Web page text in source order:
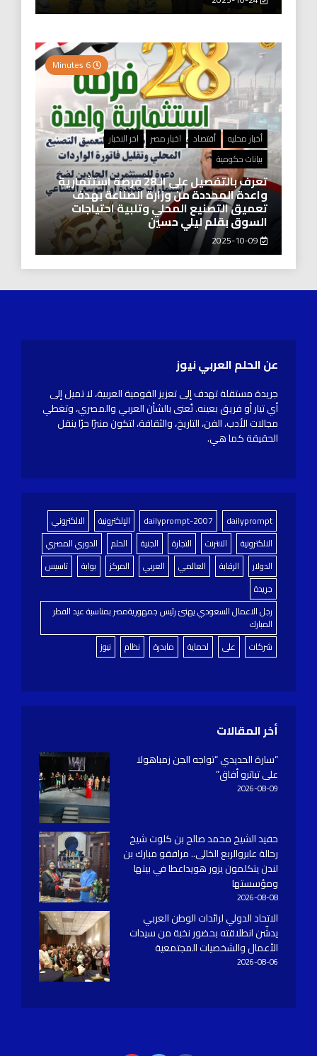
أخبار محليه أقتصاد اخبار مصر
اخر الاخبار
بيانات حكومية
تعرف بالتفصيل على الـ28 فرصة استثمارية
واعدة المحددة من وزارة الصناعة بهدف
تعميق التصنيع المحلي وتلبية احتياجات
السوق بقلم ليلي حسين
عن الحلم العربي نيوز
جريدة مستقلة تهدف إلى تعزيز القومية العربية، لا تميل إلى
أي تيار أو فريق بعينه. تُعنى بالشأن العربي والمصري، وتغطي
مجالات الأدب، الفن، التاريخ، والثقافة، لتكون منبرًا حرًا ينقل
الحقيقة كما هي.
dailyprompt
dailyprompt-2007 الإلكترونية
الالكتروني
الالكترونية
الانترنت التجارة الجنية الحلم
الدوري المصري
الدولار
الرقابة العالمي العربي المركز بوابة
تاسيس
جريدة
رجل الاعمال السعودي يهنئ رئيس جمهوريةمصر بمناسبة عيد الفطر
المبارك
شركات
على لحماية مابدرة نظام نيوز
أخر المقالات
“سارة الحديدي “تواجه الجن زمباهولا
على تياترو أفاق”
2026-08-09
حفيد الشيخ محمد صالح بن كلوت شيخ
رحالة عابروالربع الخالى.. مرافقو مبارك بن
لندن يتكلمون يزور هويداعطا في بيتها
ومؤسستها
2026-08-08
الاتحاد الدولي لرائدات الوطن العربي
يدشّن انطلاقته بحضور نخبة من سيدات
الأعمال والشخصيات المجتمعية
2026-08-06